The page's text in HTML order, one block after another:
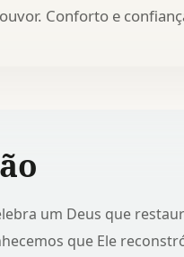
Conforto e
um Deus que
que Ele